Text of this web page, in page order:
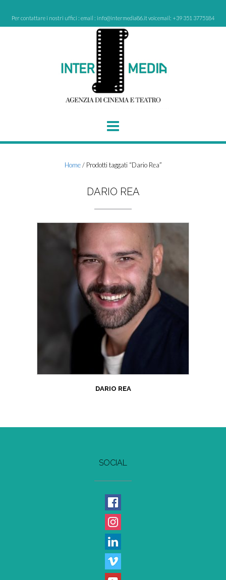
content
Per contattare i nostri uffici : email : info@intermedia86.it voicemail: +39 351 3775184
Home/ Prodotti taggati “Dario Rea”
DARIO REA
DARIO REA
SOCIAL